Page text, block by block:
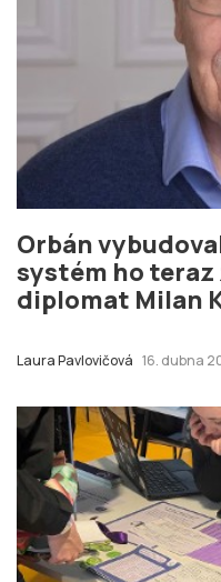
Orbán
systém ho
diplomat Milan
Laura Pavlovičová 16. dubna